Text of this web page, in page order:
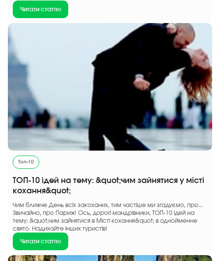
люди з негативним ставленням до засмаги або ті, хто хоче...
Читати статтю
Топ-10
ТОП-10 ідей на тему: &quot;чим зайнятися у місті
кохання&quot;
Чим ближче День всіх закоханих, тим частіше ми згадуємо, про...
Звичайно, про Париж! Ось, дорогі мандрівники, ТОП-10 ідей на
тему: &quot;чим зайнятися в Місті кохання&quot; в однойменне
свято. Надихайте інших туристів!
Читати статтю